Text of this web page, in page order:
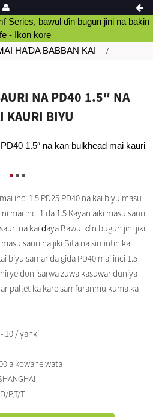
HAƊA BABBAN KAI
NA PD40 1.5″ NA
KAURI BIYU
inci 1.5 PD25 PD40 na kai biyu masu
mai inci 1 da 1.5 Kayan aiki masu sauri
na kai ɗaya Bawul ɗin bugun jini jiki
sauri na jiki Bita na simintin kai
biyu samar da gida PD40 mai inci 1.5
don isarwa zuwa kasuwar duniya
pallet ka kare samfuranmu kuma ka
10 / yanki
a kowane wata
P,T/T